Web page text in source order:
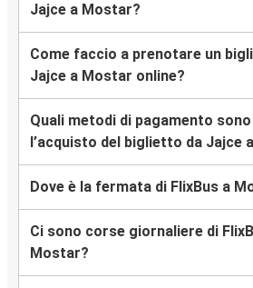
Jajce a Mostar?
Come faccio a prenotare un
Jajce a Mostar online?
Quali metodi di pagamento
l’acquisto del biglietto da Jajce
Dove è la fermata di FlixBus a
Ci sono corse giornaliere di
Mostar?